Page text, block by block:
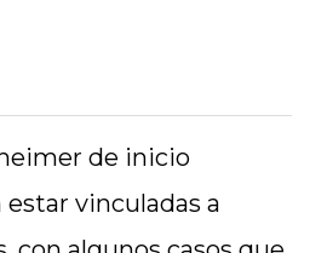
de inicio
vinculadas a